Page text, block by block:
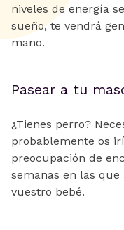
niveles de energía
sueño, te vendrá
mano.
Pasear a tu
¿Tienes perro?
probablemente os
preocupación de
semanas en las
vuestro bebé.